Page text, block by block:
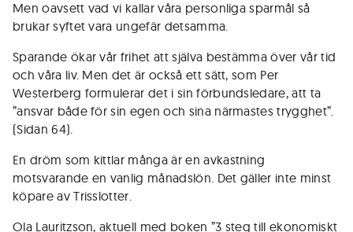
Men oavsett vad vi kallar våra personliga sparmål så
brukar syftet vara ungefär detsamma.
Sparande ökar vår frihet att själva bestämma över vår tid
och våra liv. Men det är också ett sätt, som Per
Westerberg formulerar det i sin förbundsledare, att ta
”ansvar både för sin egen och sina närmastes trygghet”.
(Sidan 64).
En dröm som kittlar många är en avkastning
motsvarande en vanlig månadslön. Det gäller inte minst
köpare av Trisslotter.
Ola Lauritzson, aktuell med boken ”3 steg till ekonomiskt